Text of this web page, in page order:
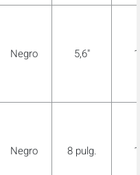
Negro 5,6"
Negro 8 pulg.